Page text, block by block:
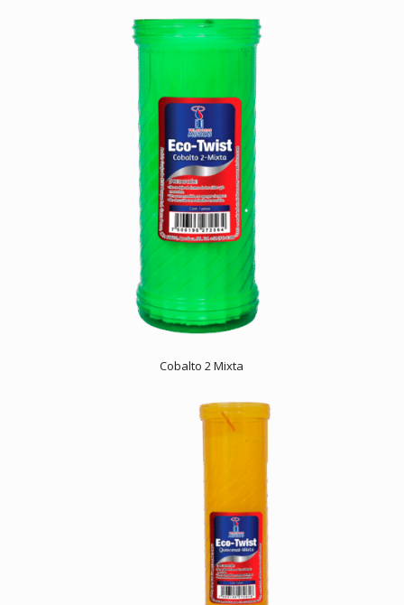
Cobalto 2 Mixta